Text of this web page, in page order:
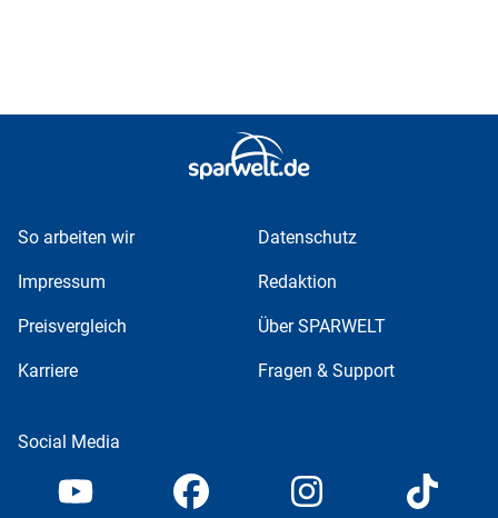
So arbeiten wir Datenschutz
Impressum Redaktion
Preisvergleich Über SPARWELT
Karriere Fragen & Support
Social Media